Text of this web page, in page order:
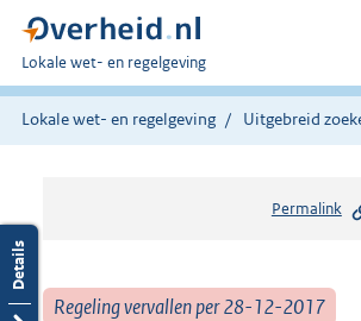
U
bent
hier:
Lokale wet- en regelgeving
Lokale wet- en regelgeving Uitgebreid
Permalink
Regeling vervallen per 28-12-2017